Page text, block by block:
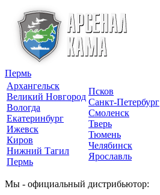
Пермь
Архангельск
Великий Новгород
Вологда
Екатеринбург
Ижевск
Киров
Нижний Тагил
Пермь
Псков
Санкт-Петербург
Смоленск
Тверь
Тюмень
Челябинск
Ярославль
Мы - официальный дистрибьютор: